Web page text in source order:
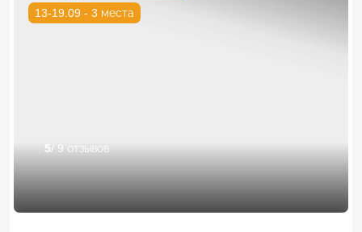
13-19.09 - 3 места
5/ 9 отзывов